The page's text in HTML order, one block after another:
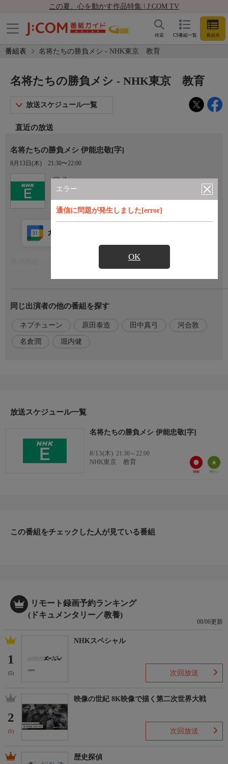
この夏、心を動かす作品特集 | J:COM TV
CS番組一覧 番組表
検索
番組表 名将たちの勝負メシ - NHK東京 教育
エラー
通信に問題が発生しました[error]
OK
名将たちの勝負メシ - NHK東京 教育
放送スケジュール一覧
直近の放送
名将たちの勝負メシ 伊能忠敬[字]
8月13日(木) 21:30〜22:00
Ch.2
NHK東京 教育
カレンダー登録
歩幅で正確に北海道沿岸を歩き続けた？！ネプチューンの３人も
1歩69cmの計測に挑戦する。高齢の身で過酷な旅路を支えたの
は、知られざる師匠との絆。勝負メシ「たまごふわふわ」から見
えてくる、伊能忠敬の素顔と奮闘とは。
同じ出演者の他の番組を探す
ネプチューン 原田泰造 田中真弓 河合敦
名倉潤 堀内健
放送スケジュール一覧
名将たちの勝負メシ 伊能忠敬[字]
8/13(木) 21:30～22:00
NHK東京 教育
この番組をチェックした人が見ている番組
リモート録画予約ランキング
(ドキュメンタリー／教養)
08/06更新
1
(5)
NHKスペシャル
次回放送
2
(1)
映像の世紀 8K映像で描く第二次世界大戦
次回放送
歴史探偵